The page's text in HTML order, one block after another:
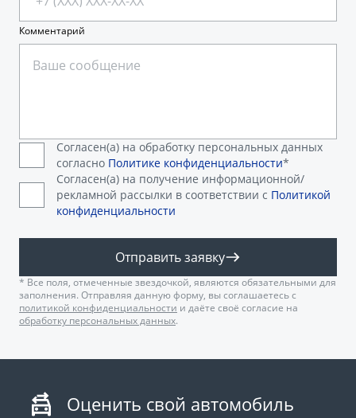
Комментарий
Согласен(а) на обработку персональных данных
согласно Политике конфиденциальности*
Согласен(а) на получение информационной/
рекламной рассылки в соответствии с Политикой
конфиденциальности
Отправить заявку
* Все поля, отмеченные звездочкой, являются обязательными для
заполнения. Отправляя данную форму, вы соглашаетесь с
политикой конфиденциальности и даёте своё согласие на
обработку персональных данных.
Оценить свой автомобиль